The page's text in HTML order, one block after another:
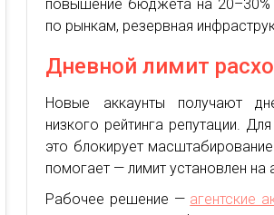
повышение бюджета на
по рынкам, резервная
Дневной лимит
Новые аккаунты получают
низкого рейтинга репутации.
это блокирует
помогает — лимит установлен на
Рабочее решение — агентские